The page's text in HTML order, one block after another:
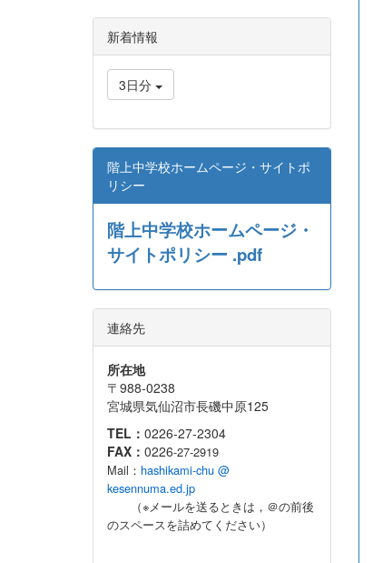
新着情報
3日分
階上中学校ホームページ・サイトポ
リシー
階上中学校ホームページ・
サイトポリシー .pdf
連絡先
所在地
〒988-0238
宮城県気仙沼市長磯中原125
TEL： 0226-27-2304
FAX： 0226-27-2919
Mail： hashikami-chu @
kesennuma.ed.jp
（※メールを送るときは，＠の前後
のスペースを詰めてください）